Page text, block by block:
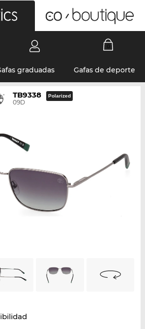
graduadas Gafas de deporte
TB9338
09D
Polarized